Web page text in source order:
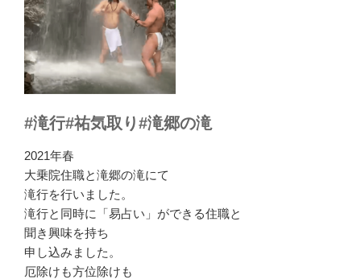
#滝行#祐気取り#滝郷の滝
2021年春
大乗院住職と滝郷の滝にて
滝行を行いました。
滝行と同時に「易占い」ができる住職と
聞き興味を持ち
申し込みました。
厄除けも方位除けも